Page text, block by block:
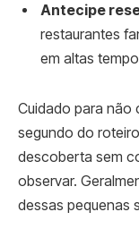
Antecipe
restaurantes
em altas
Cuidado para não
segundo do
descoberta sem
observar.
dessas pequenas